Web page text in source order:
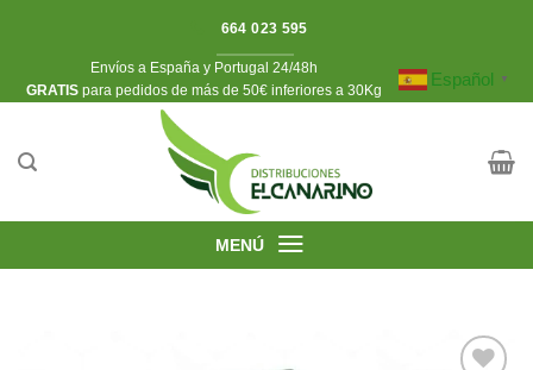
664 023 595
Envíos a España y Portugal 24/48h
​GRATIS para pedidos de más de 50€ inferiores a 30Kg
Español ▼
MENÚ